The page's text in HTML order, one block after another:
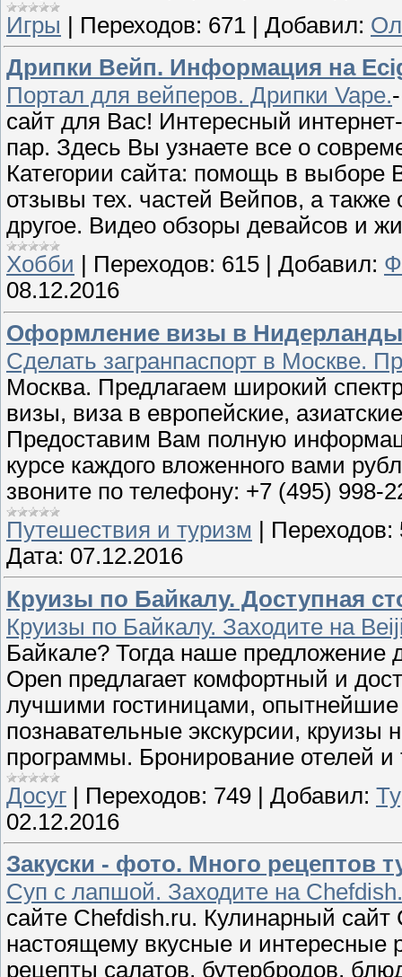
Игры | Переходов: 671 | Добавил:
Дрипки Вейп. Информация на
Портал для вейперов. Дрипки Vape.
сайт для Вас! Интересный
пар. Здесь Вы узнаете все о
Категории сайта: помощь в выборе
отзывы тех. частей Вейпов, а
другое. Видео обзоры девайсов и
Хобби
Переходов: 615 Добавил:
08.12.2016
Оформление визы в
Сделать загранпаспорт в Москве.
Москва. Предлагаем широкий
визы, виза в европейские,
Предоставим Вам полную
курсе каждого вложенного вами
звоните по телефону: +7 (495) 998-
Путешествия и туризм
Переходов:
Дата: 07.12.2016
Круизы по Байкалу. Доступная
Круизы по Байкалу. Заходите на
Байкале? Тогда наше предложение
Open предлагает комфортный и
лучшими гостиницами, опытнейшие
познавательные экскурсии,
программы. Бронирование отелей
Досуг | Переходов: 749 | Добавил:
02.12.2016
Закуски - фото. Много рецептов
Суп с лапшой. Заходите на
сайте Chefdish.ru. Кулинарный сайт
настоящему вкусные и
рецепты салатов, бутербродов,